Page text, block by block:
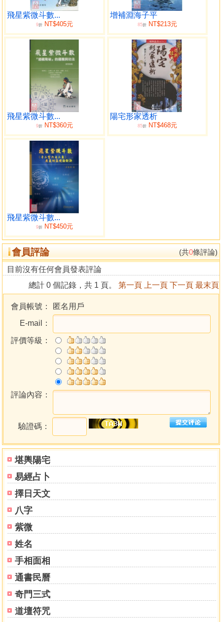
堪輿陽宅
易經占卜
擇日天文
八字
紫微
姓名
手相面相
通書民曆
奇門三式
道壇符咒
目錄
序
第一章 風水學基礎知識與風水流派
風水學基礎知識
第二章 八卦宮位與二十四山
二十四山代表二十四個方位
立極的方法
第三章 八宅風水
八卦遊年
八卦名稱與方位的對應關係
東西四宅與東西四命
宅卦與命卦
住宅大門趨吉避凶佈局
八顆游星吉凶應期
確定陽宅坐向
大遊年方位論宅屋吉凶
八宅風水學的應用
八宅游星與財運的關係
住宅間方位與人體氣場的聯繫
九星運行軌跡
三元九運和零正方位
排飛星盤
玄空風水定向與立極
正向挨星與兼向挨星
九星旺衰與組合含義
各種星盤的關係
五大規則的應用
飛星宇宙氣場在風水上的運用
飛星風水理論與實際經驗的結合
八運陽宅佈局提示
第五章 三合風水
三合風水基礎理論
九宮水法
三合風水尋龍法
三合風水砂法
三合風水圖解
三合風水坐向
三合風水分金法
飛星紫微斗數...
9折NT$405元
增補淵海子平
85折NT$213元
飛星紫微斗數...
9折NT$360元
陽宅形家透析
85折NT$468元
飛星紫微斗數...
9折NT$450元
會員評論 (共0條評論)
目前沒有任何會員發表評論
總計 0 個記錄，共 1 頁。 第一頁 上一頁 下一頁 最末頁
會員帳號：
匿名用戶
E-mail：
評價等級：
評論內容：
驗證碼：